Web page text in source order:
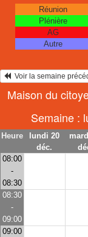
Réunion
Plénière
AG
Autre
Voir la semaine
Maison du
Semaine :
Heure
lundi 20
déc.
08:00
-
08:30
08:30
-
09:00
09:00